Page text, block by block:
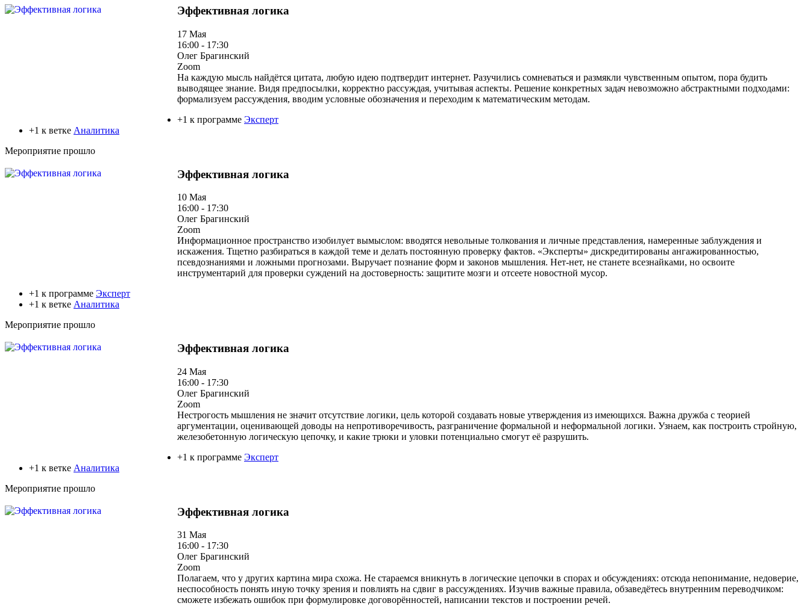
Эффективная логика
17 Мая
16:00 - 17:30
Олег Брагинский
Zoom
На каждую мысль найдётся цитата, любую идею подтвердит интернет. Разучились сомневаться и размякли чувственным опытом, пора будить
выводящее знание. Видя предпосылки, корректно рассуждая, учитывая аспекты. Решение конкретных задач невозможно абстрактными подходами:
формализуем рассуждения, вводим условные обозначения и переходим к математическим методам.
+1 к программе Эксперт
+1 к ветке Аналитика
Мероприятие прошло
Эффективная логика
10 Мая
16:00 - 17:30
Олег Брагинский
Zoom
Информационное пространство изобилует вымыслом: вводятся невольные толкования и личные представления, намеренные заблуждения и
искажения. Тщетно разбираться в каждой теме и делать постоянную проверку фактов. «Эксперты» дискредитированы ангажированностью,
псевдознаниями и ложными прогнозами. Выручает познание форм и законов мышления. Нет-нет, не станете всезнайками, но освоите
инструментарий для проверки суждений на достоверность: защитите мозги и отсеете новостной мусор.
+1 к программе Эксперт
+1 к ветке Аналитика
Мероприятие прошло
Эффективная логика
24 Мая
16:00 - 17:30
Олег Брагинский
Zoom
Нестрогость мышления не значит отсутствие логики, цель которой создавать новые утверждения из имеющихся. Важна дружба с теорией
аргументации, оценивающей доводы на непротиворечивость, разграничение формальной и неформальной логики. Узнаем, как построить стройную,
железобетонную логическую цепочку, и какие трюки и уловки потенциально смогут её разрушить.
+1 к программе Эксперт
+1 к ветке Аналитика
Мероприятие прошло
Эффективная логика
31 Мая
16:00 - 17:30
Олег Брагинский
Zoom
Полагаем, что у других картина мира схожа. Не стараемся вникнуть в логические цепочки в спорах и обсуждениях: отсюда непонимание, недоверие,
неспособность понять иную точку зрения и повлиять на сдвиг в рассуждениях. Изучив важные правила, обзаведётесь внутренним переводчиком:
сможете избежать ошибок при формулировке договорённостей, написании текстов и построении речей.